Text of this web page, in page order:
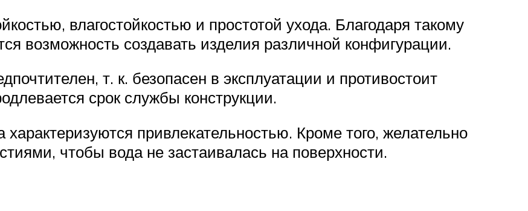
влагостойкостью и простотой ухода. Благодаря такому
возможность создавать изделия различной конфигурации.
т. к. безопасен в эксплуатации и противостоит
срок службы конструкции.
привлекательностью. Кроме того, желательно
чтобы вода не застаивалась на поверхности.